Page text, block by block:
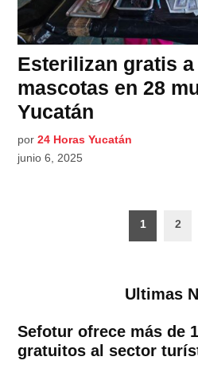
Esterilizan gratis a
mascotas en 28
Yucatán
por 24 Horas Yucatán
junio 6, 2025
1 2
Ultimas
Sefotur ofrece más de
gratuitos al sector